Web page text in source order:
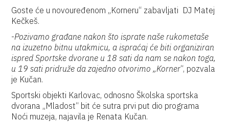
Goste će u novouređenom „Korneru“ zabavljati DJ Matej
Kečkeš.
-Pozivamo građane nakon što isprate naše rukometaše
na izuzetno bitnu utakmicu, a ispraćaj će biti organiziran
ispred Sportske dvorane u 18 sati da nam se nakon toga,
u 19 sati pridruže da zajedno otvorimo „Korner“, pozvala
je Kučan.
Sportski objekti Karlovac, odnosno Školska sportska
dvorana „Mladost“ bit će sutra prvi put dio programa
Noći muzeja, najavila je Renata Kučan.